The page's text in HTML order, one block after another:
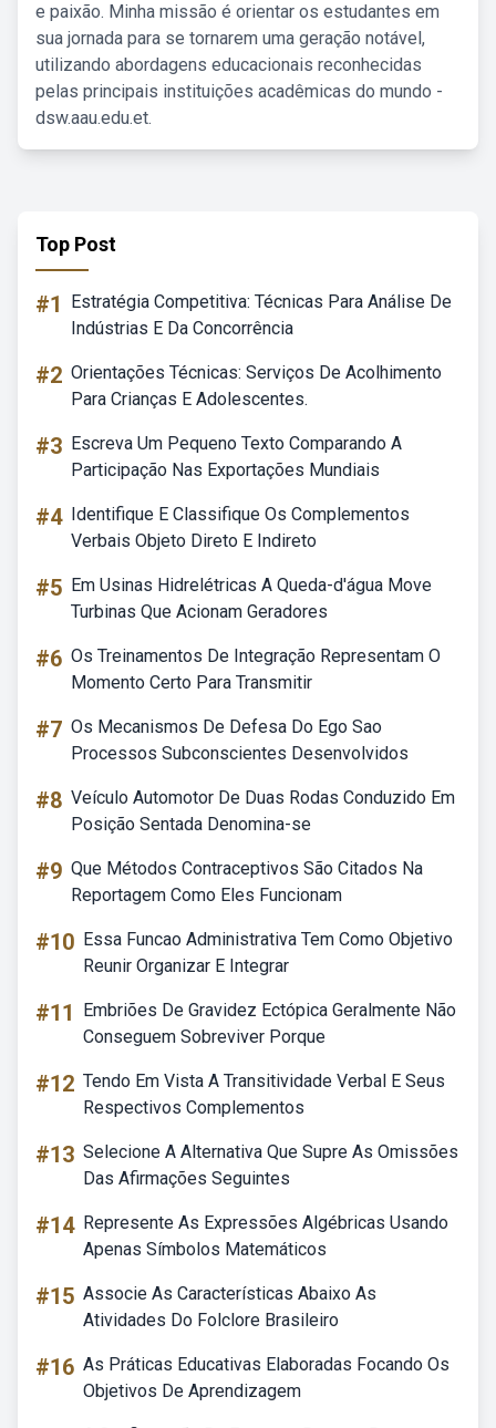
e paixão. Minha missão é orientar os estudantes em
sua jornada para se tornarem uma geração notável,
utilizando abordagens educacionais reconhecidas
pelas principais instituições acadêmicas do mundo -
dsw.aau.edu.et.
Top Post
#1
Estratégia Competitiva: Técnicas Para Análise De
Indústrias E Da Concorrência
#2 Orientações Técnicas: Serviços De Acolhimento
Para Crianças E Adolescentes.
#3 Escreva Um Pequeno Texto Comparando A
Participação Nas Exportações Mundiais
#4 Identifique E Classifique Os Complementos
Verbais Objeto Direto E Indireto
#5 Em Usinas Hidrelétricas A Queda-d'água Move
Turbinas Que Acionam Geradores
#6 Os Treinamentos De Integração Representam O
Momento Certo Para Transmitir
#7 Os Mecanismos De Defesa Do Ego Sao
Processos Subconscientes Desenvolvidos
#8 Veículo Automotor De Duas Rodas Conduzido Em
Posição Sentada Denomina-se
#9 Que Métodos Contraceptivos São Citados Na
Reportagem Como Eles Funcionam
#10 Essa Funcao Administrativa Tem Como Objetivo
Reunir Organizar E Integrar
#11
Embriões De Gravidez Ectópica Geralmente Não
Conseguem Sobreviver Porque
#12 Tendo Em Vista A Transitividade Verbal E Seus
Respectivos Complementos
#13 Selecione A Alternativa Que Supre As Omissões
Das Afirmações Seguintes
#14 Represente As Expressões Algébricas Usando
Apenas Símbolos Matemáticos
#15 Associe As Características Abaixo As
Atividades Do Folclore Brasileiro
#16 As Práticas Educativas Elaboradas Focando Os
Objetivos De Aprendizagem